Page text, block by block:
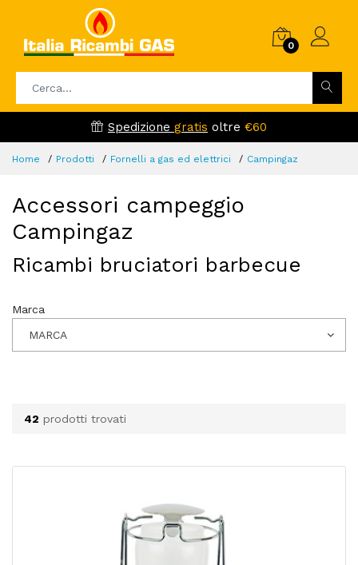
0
Spedizione gratis oltre €60
Home Prodotti Fornelli a gas ed elettrici Campingaz
Accessori campeggio
Campingaz
Ricambi bruciatori barbecue
Marca
MARCA
42 prodotti trovati